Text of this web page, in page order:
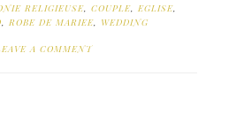
RELIGIEUSE COUPLE EGLISE
ROBE DE MARIEE, WEDDING
A COMMENT